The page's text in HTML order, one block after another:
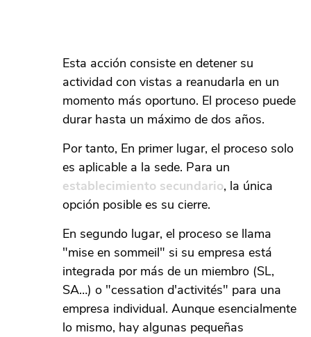
Esta acción consiste en detener su
actividad con vistas a reanudarla en un
momento más oportuno. El proceso puede
durar hasta un máximo de dos años.
Por tanto, En primer lugar, el proceso solo
es aplicable a la sede. Para un
establecimiento secundario, la única
opción posible es su cierre.
En segundo lugar, el proceso se llama
"mise en sommeil" si su empresa está
integrada por más de un miembro (SL,
SA…) o "cessation d'activités" para una
empresa individual. Aunque esencialmente
lo mismo, hay algunas pequeñas